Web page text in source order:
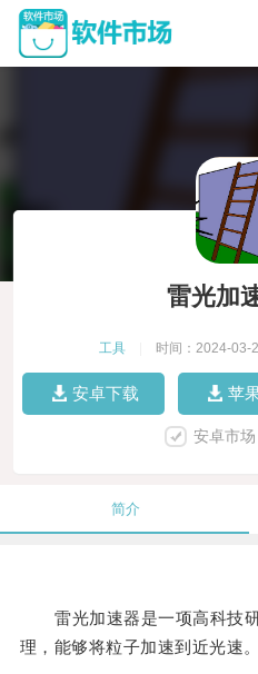
雷光加
工具 时间：2024-03-
安卓下载 苹
安卓市
简介
雷光加速器是一项高科技研
理，能够将粒子加速到近光速。